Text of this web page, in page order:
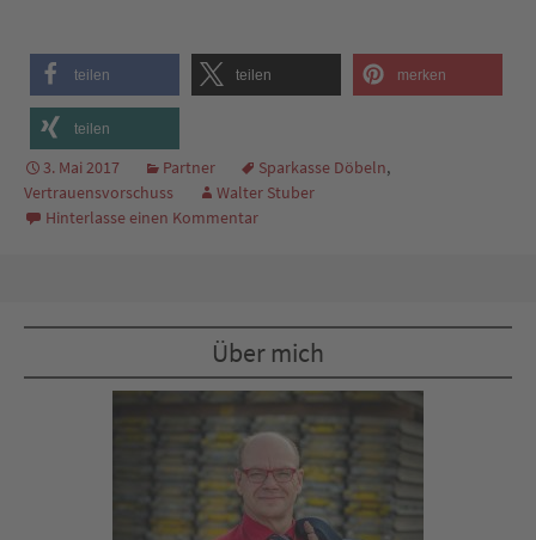
teilen teilen merken
teilen
3. Mai 2017 Partner Sparkasse Döbeln,
Vertrauensvorschuss
Walter Stuber
Hinterlasse einen Kommentar
Über mich